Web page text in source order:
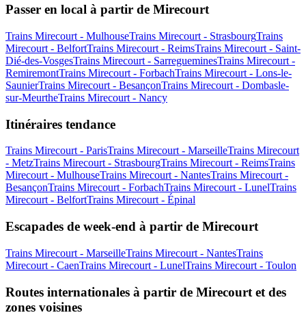
Passer en local à partir de Mirecourt
Trains Mirecourt - MulhouseTrains Mirecourt - StrasbourgTrains
Mirecourt - BelfortTrains Mirecourt - ReimsTrains Mirecourt - Saint-
Dié-des-VosgesTrains Mirecourt - SarregueminesTrains Mirecourt -
RemiremontTrains Mirecourt - ForbachTrains Mirecourt - Lons-le-
SaunierTrains Mirecourt - BesançonTrains Mirecourt - Dombasle-
sur-MeurtheTrains Mirecourt - Nancy
Itinéraires tendance
Trains Mirecourt - ParisTrains Mirecourt - MarseilleTrains Mirecourt
- MetzTrains Mirecourt - StrasbourgTrains Mirecourt - ReimsTrains
Mirecourt - MulhouseTrains Mirecourt - NantesTrains Mirecourt -
BesançonTrains Mirecourt - ForbachTrains Mirecourt - LunelTrains
Mirecourt - BelfortTrains Mirecourt - Épinal
Escapades de week-end à partir de Mirecourt
Trains Mirecourt - MarseilleTrains Mirecourt - NantesTrains
Mirecourt - CaenTrains Mirecourt - LunelTrains Mirecourt - Toulon
Routes internationales à partir de Mirecourt et des
zones voisines